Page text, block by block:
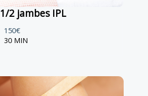
1/2 jambes IPL
150€
30 MIN